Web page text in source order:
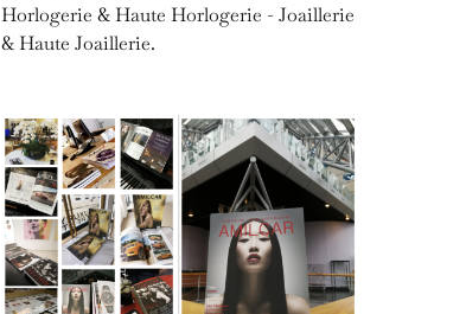
Horlogerie & Haute Horlogerie - Joaillerie
& Haute Joaillerie.